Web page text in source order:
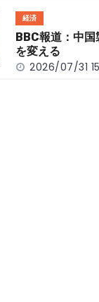
経済
BBC報道：中
を変える
2026/07/31